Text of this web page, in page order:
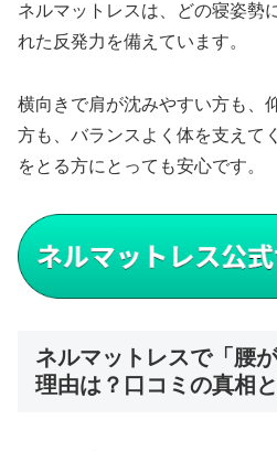
ネルマットレスは、どの寝姿勢
れた反発力を備えています。
横向きで肩が沈みやすい方も、
方も、バランスよく体を支えて
をとる方にとっても安心です。
ネルマットレスで「腰
理由は？口コミの真相